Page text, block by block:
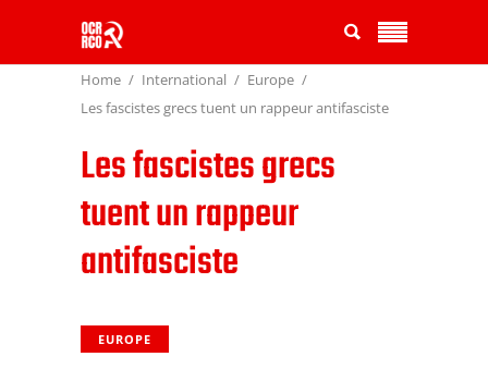
Home International
Europe
Les fascistes grecs tuent un rappeur antifasciste
Les fascistes grecs
tuent un rappeur
antifasciste
EUROPE